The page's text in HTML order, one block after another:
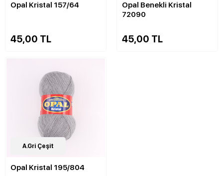
Opal Kristal 157/64
45,00 TL
Opal Benekli Kristal
72090
45,00 TL
82Çeşit
A.Gri Çeşit
Opal Kristal 195/804